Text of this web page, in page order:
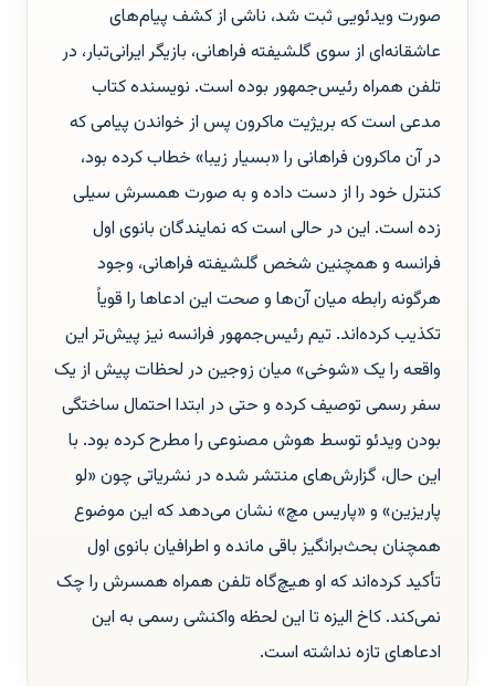
صورت ویدئویی ثبت شد، ناشی از کشف پیام‌های
عاشقانه‌ای از سوی گلشیفته فراهانی، بازیگر ایرانی‌تبار، در
تلفن همراه رئیس‌جمهور بوده است. نویسنده کتاب
مدعی است که بریژیت ماکرون پس از خواندن پیامی که
در آن ماکرون فراهانی را «بسیار زیبا» خطاب کرده بود،
کنترل خود را از دست داده و به صورت همسرش سیلی
زده است. این در حالی است که نمایندگان بانوی اول
فرانسه و همچنین شخص گلشیفته فراهانی، وجود
هرگونه رابطه میان آن‌ها و صحت این ادعاها را قویاً
تکذیب کرده‌اند. تیم رئیس‌جمهور فرانسه نیز پیش‌تر این
واقعه را یک «شوخی» میان زوجین در لحظات پیش از یک
سفر رسمی توصیف کرده و حتی در ابتدا احتمال ساختگی
بودن ویدئو توسط هوش مصنوعی را مطرح کرده بود. با
این حال، گزارش‌های منتشر شده در نشریاتی چون «لو
پاریزین» و «پاریس مچ» نشان می‌دهد که این موضوع
همچنان بحث‌برانگیز باقی مانده و اطرافیان بانوی اول
تأکید کرده‌اند که او هیچ‌گاه تلفن همراه همسرش را چک
نمی‌کند. کاخ الیزه تا این لحظه واکنشی رسمی به این
ادعاهای تازه نداشته است.